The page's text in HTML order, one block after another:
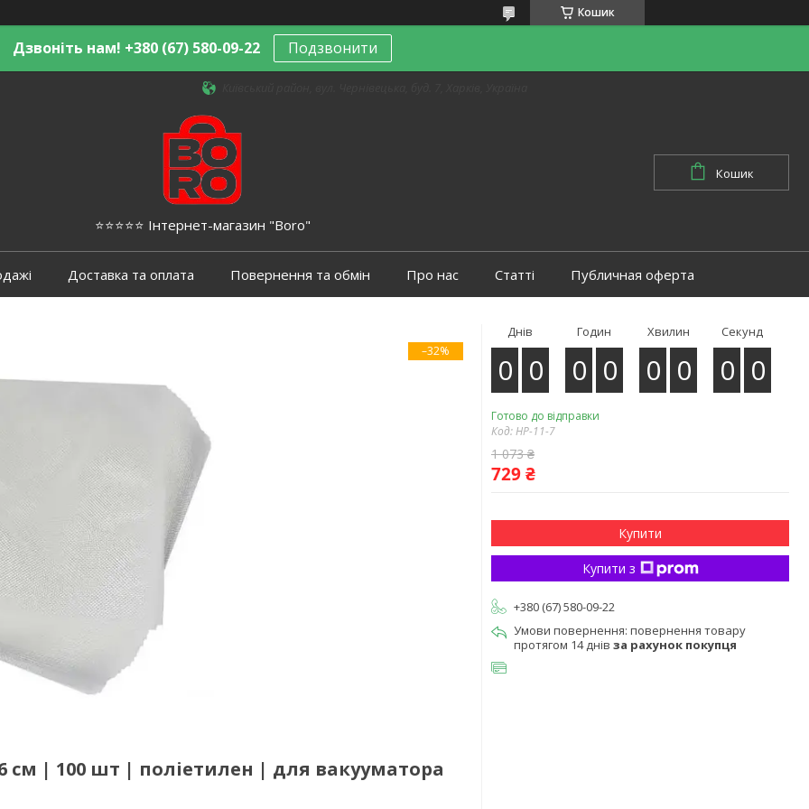
Кошик
Дзвоніть нам! +380 (67) 580-09-22 Подзвонити
⭐️⭐️⭐️⭐️⭐️ Інтернет-магазин "Boro"
Кошик
Доставка та оплата Повернення та обмін Про нас Статті Публичная оферта
–32%
см | 100 шт | поліетилен | для вакууматора
Днів
0 0
Годин
0 0
Хвилин
0 0
Секунд
0 0
Готово до відправки
Код:HP-11-7
1 073 ₴
729 ₴
Купити
Купити з
+380 (67) 580-09-22
повернення товару
протягом 14 днів за рахунок покупця